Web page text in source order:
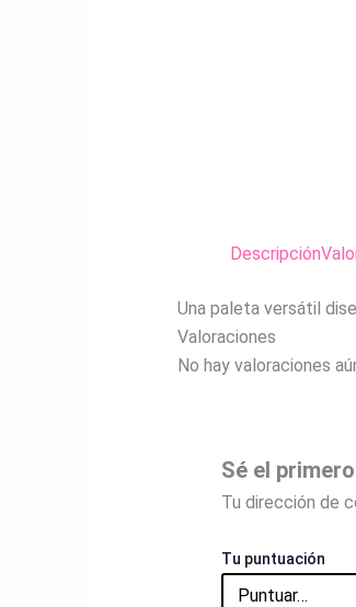
Descripción
Una paleta versátil
Valoraciones
No hay valoraciones
Sé el primero
Tu dirección de
Tu puntuación